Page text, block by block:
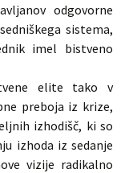
odgovorne
sistema,
imel bistveno
elite tako v
preboja iz krize,
izhodišč, ki so
izhoda iz sedanje
vizije radikalno